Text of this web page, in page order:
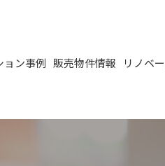
ョン事例 販売物件情報 リノベ